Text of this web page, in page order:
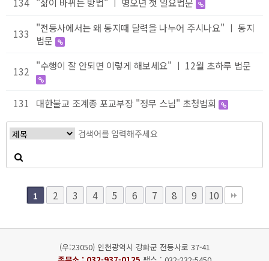
133
"전등사에서는 왜 동지때 달력을 나누어 주시나요" ㅣ 동지
법문
132 "수행이 잘 안되면 이렇게 해보세요" ㅣ 12월 초하루 법문
131 대한불교 조계종 포교부장 "정무 스님" 초청법회
1 2 3 4 5 6 7 8 9 10
(우:23050) 인천광역시 강화군 전등사로 37-41